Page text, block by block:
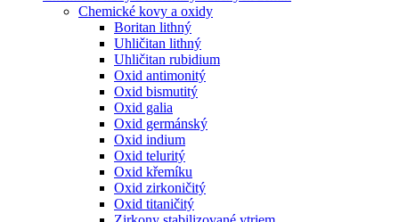
Chemické kovy a oxidy
Boritan lithný
Uhličitan lithný
Uhličitan rubidium
Oxid antimonitý
Oxid bismutitý
Oxid galia
Oxid germánský
Oxid indium
Oxid teluritý
Oxid křemíku
Oxid zirkoničitý
Oxid titaničitý